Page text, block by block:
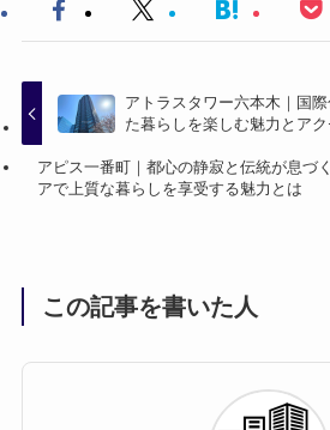
アトラスタワー六本木｜国
た暮らしを楽しむ魅力とア
アピス一番町｜都心の静寂と伝統が息づ
アで上質な暮らしを享受する魅力とは
この記事を書いた人